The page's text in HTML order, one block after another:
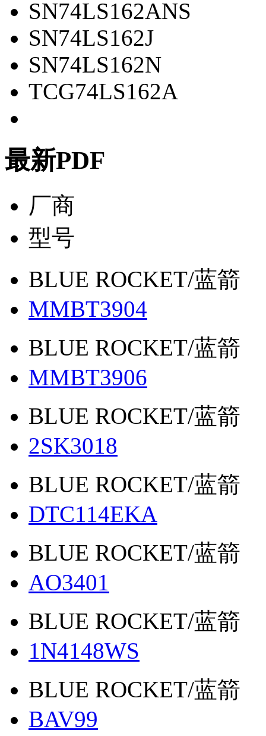
SN74LS162ANS
SN74LS162J
SN74LS162N
TCG74LS162A
最新PDF
厂商
型号
BLUE ROCKET/蓝箭
MMBT3904
BLUE ROCKET/蓝箭
MMBT3906
BLUE ROCKET/蓝箭
2SK3018
BLUE ROCKET/蓝箭
DTC114EKA
BLUE ROCKET/蓝箭
AO3401
BLUE ROCKET/蓝箭
1N4148WS
BLUE ROCKET/蓝箭
BAV99